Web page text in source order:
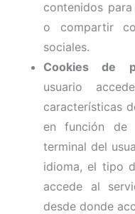
contenidos
o compartir
sociales.
Cookies de
usuario
características
en función de
terminal del
idioma, el tipo
accede al
desde donde